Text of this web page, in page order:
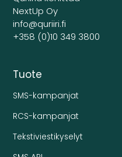
NextUp Oy
info@quriiri.fi
+358 (0)10 349 3800
Tuote
SMS-kampanjat
RCS-kampanjat
Tekstiviestikyselyt